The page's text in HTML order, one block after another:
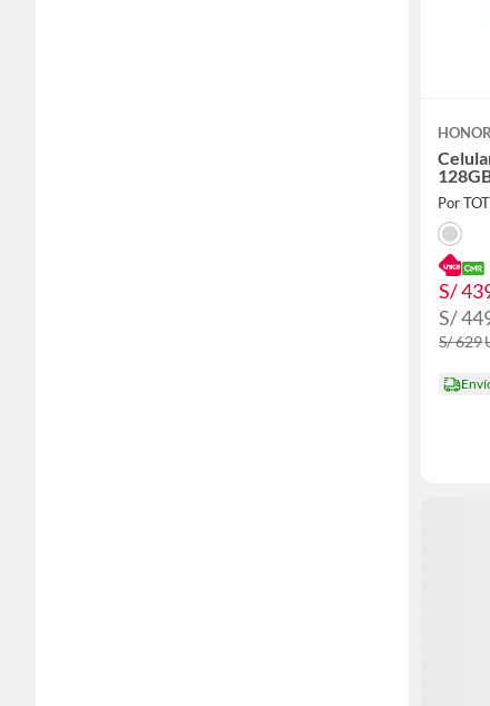
HONOR
Por
S/
S/
S/ 629